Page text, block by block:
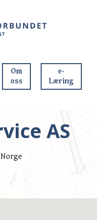
Om
oss
e-
Læring
AS